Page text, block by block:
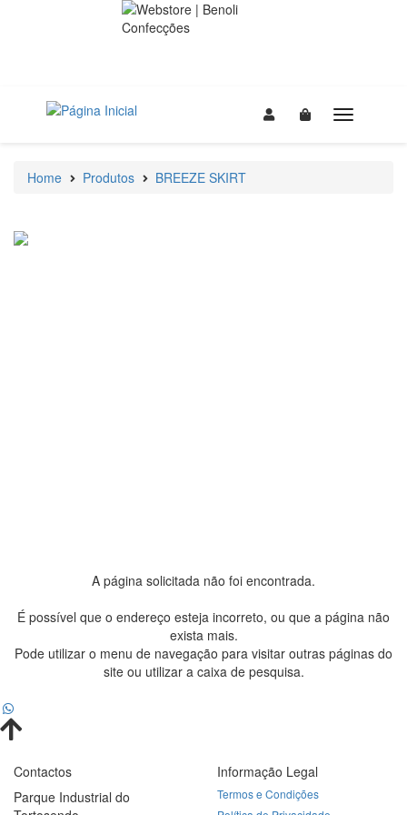
Home Produtos BREEZE SKIRT
A página solicitada não foi encontrada.
É possível que o endereço esteja incorreto, ou que a página não
exista mais.
Pode utilizar o menu de navegação para visitar outras páginas do
site ou utilizar a caixa de pesquisa.
Contactos
Parque Industrial do
Informação Legal
Termos e Condições